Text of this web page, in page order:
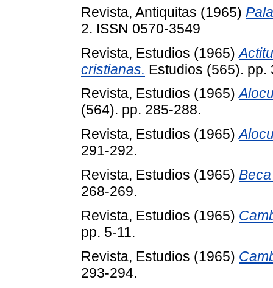
Revista, Antiquitas (1965)
2. ISSN 0570-3549
Revista, Estudios (1965)
cristianas. Estudios (565). pp.
Revista, Estudios (1965)
(564). pp. 285-288.
Revista, Estudios (1965)
291-292.
Revista, Estudios (1965)
268-269.
Revista, Estudios (1965)
pp. 5-11.
Revista, Estudios (1965)
293-294.